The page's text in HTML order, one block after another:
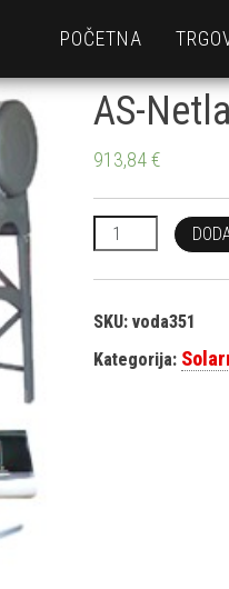
POČETNA
AS-
913,84€
AS-Netlačni
SKU: voda351
Kategorija: